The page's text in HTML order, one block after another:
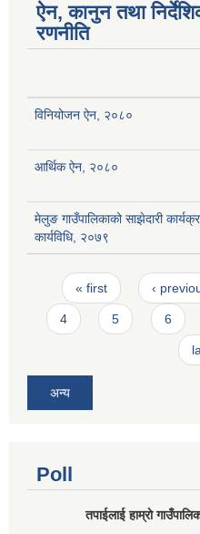
ऐन, कानुन तथा
रणनीति
विनियोजन ऐन, २०८०
आर्थिक ऐन, २०८०
मेलुङ गाउँपालिकाको साझेदारी
कार्यविधि, २०७९
Pages
« first ‹
4 5 6
अन्य
Poll
तपाईलाई हाम्राे